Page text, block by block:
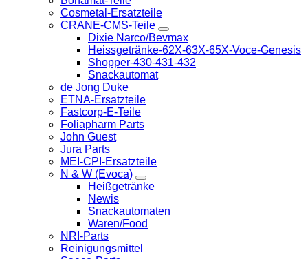
Cosmetal-Ersatzteile
CRANE-CMS-Teile
Dixie Narco/Bevmax
Heissgetränke-62X-63X-65X-Voce-Genesis
Shopper-430-431-432
Snackautomat
de Jong Duke
ETNA-Ersatzteile
Fastcorp-E-Teile
Foliapharm Parts
John Guest
Jura Parts
MEI-CPI-Ersatzteile
N & W (Evoca)
Heißgetränke
Newis
Snackautomaten
Waren/Food
NRI-Parts
Reinigungsmittel